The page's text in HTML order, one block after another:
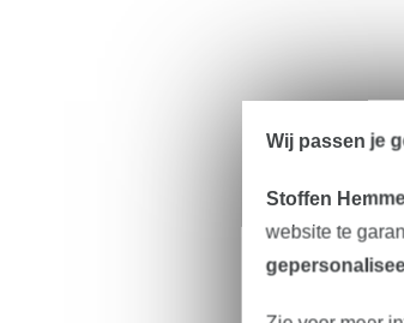
Wij passen je
Stoffen
website te